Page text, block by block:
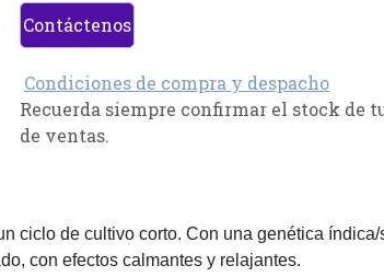
Contáctenos
Condiciones de compra y despacho
Recuerda siempre confirmar el stock de
de ventas.
ciclo de cultivo corto. Con una genética
con efectos calmantes y relajantes.